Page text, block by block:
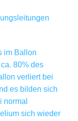
im Ballon
80% des
verliert bei
es bilden sich
normal
sich wieder